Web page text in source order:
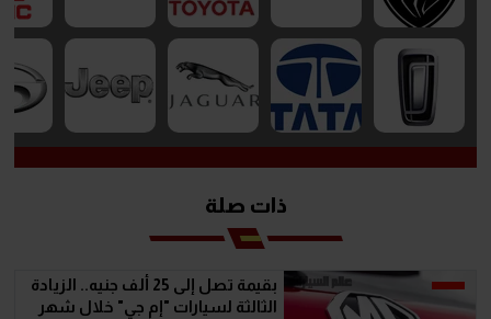
ذات صلة
بقيمة تصل إلى 25 ألف جنيه.. الزيادة
الثالثة لسيارات "إم جي" خلال شهر